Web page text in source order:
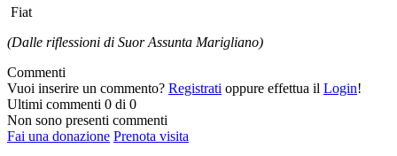
Fiat
(Dalle riflessioni di Suor Assunta Marigliano)
Commenti
Vuoi inserire un commento? Registrati oppure effettua il Login!
Ultimi commenti 0 di 0
Non sono presenti commenti
Fai una donazione Prenota visita